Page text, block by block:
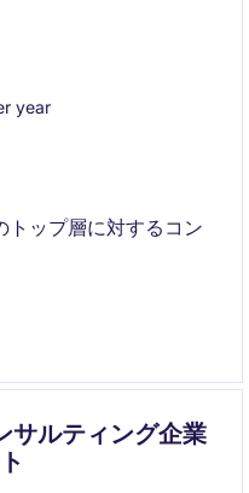
year
トップ層に対するコン
サルティング企業